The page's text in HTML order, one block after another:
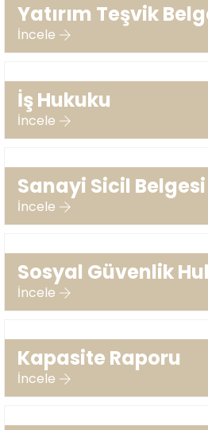
Yatırım Teşvik
İncele
İş Hukuku
İncele
Sanayi Sicil Belgesi
İncele
Sosyal Güvenlik
İncele
Kapasite Raporu
İncele